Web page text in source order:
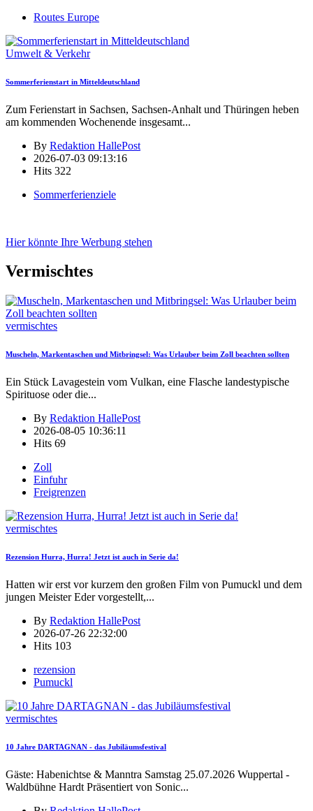
Routes Europe
Umwelt & Verkehr
Sommerferienstart in Mitteldeutschland
Zum Ferienstart in Sachsen, Sachsen-Anhalt und Thüringen heben
am kommenden Wochenende insgesamt...
By Redaktion HallePost
2026-07-03 09:13:16
Hits 322
Sommerferienziele
Hier könnte Ihre Werbung stehen
Vermischtes
vermischtes
Muscheln, Markentaschen und Mitbringsel: Was Urlauber beim Zoll beachten sollten
Ein Stück Lavagestein vom Vulkan, eine Flasche landestypische
Spirituose oder die...
By Redaktion HallePost
2026-08-05 10:36:11
Hits 69
Zoll
Einfuhr
Freigrenzen
vermischtes
Rezension Hurra, Hurra! Jetzt ist auch in Serie da!
Hatten wir erst vor kurzem den großen Film von Pumuckl und dem
jungen Meister Eder vorgestellt,...
By Redaktion HallePost
2026-07-26 22:32:00
Hits 103
rezension
Pumuckl
vermischtes
10 Jahre DARTAGNAN - das Jubiläumsfestival
Gäste: Habenichtse & Manntra Samstag 25.07.2026 Wuppertal -
Waldbühne Hardt Präsentiert von Sonic...